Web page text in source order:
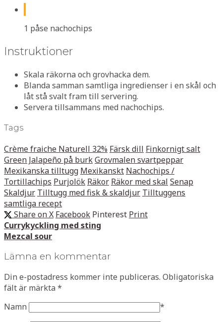
1 påse nachochips
Instruktioner
Skala räkorna och grovhacka dem.
Blanda samman samtliga ingredienser i en skål och
låt stå svalt fram till servering.
Servera tillsammans med nachochips.
Tags
Crème fraiche Naturell 32% Färsk dill Finkornigt salt
Green Jalapeño på burkGrovmalen svartpeppar
Mexikanska tilltugg Mexikanskt Nachochips /
Tortillachips Purjolök Räkor Räkor med skal Senap
Skaldjur Tilltugg med fisk & skaldjur Tilltuggens
samtliga recept
Share on X Facebook Pinterest Print
Currykyckling med sting
Mezcal sour
Lämna en kommentar
Din e-postadress kommer inte publiceras. Obligatoriska
fält är märkta *
Namn
*